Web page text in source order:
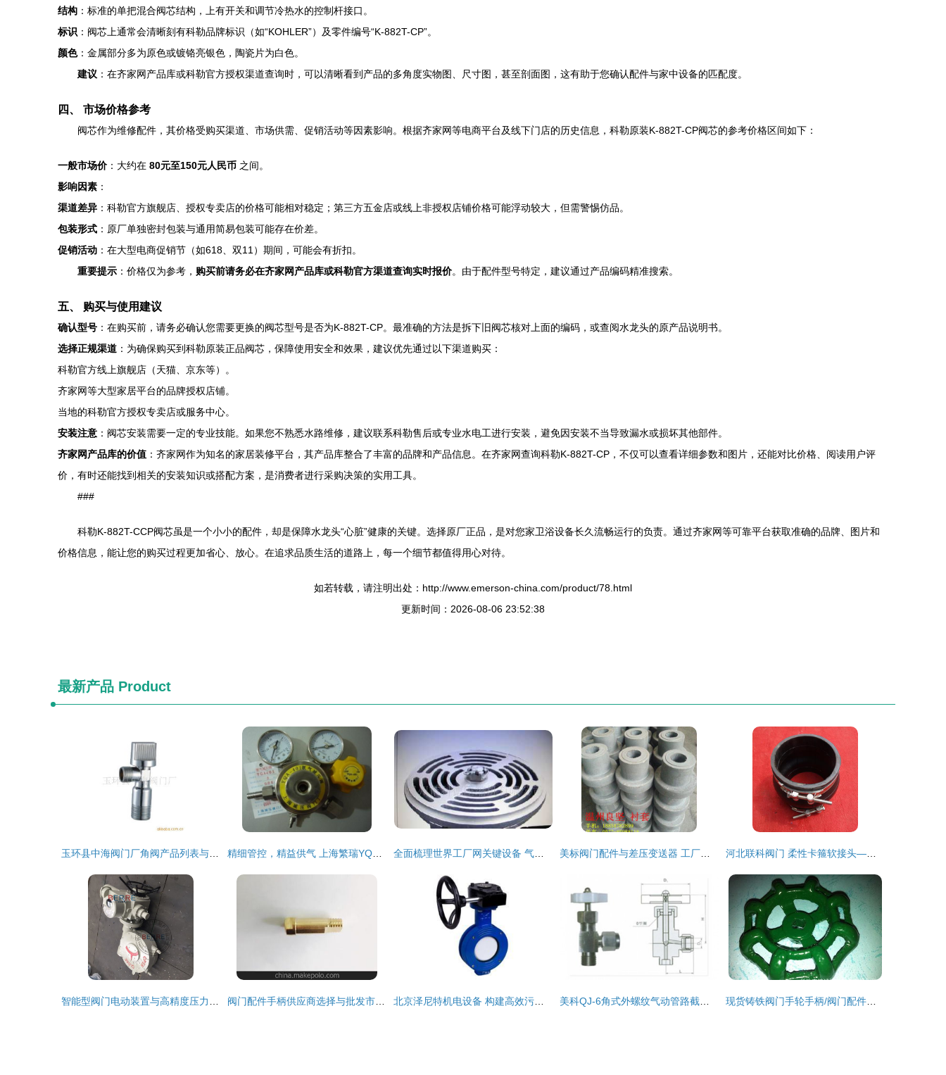
结构 ：标准的单把混合阀芯结构，上有开关和调节冷热水的控制杆接口。
标识 ：阀芯上通常会清晰刻有科勒品牌标识（如“KOHLER”）及零件编号“K-882T-CP”。
颜色：金属部分多为原色或镀铬亮银色，陶瓷片为白色。
建议 ：在齐家网产品库或科勒官方授权渠道查询时，可以清晰看到产品的多角度实物图、尺寸图，甚至剖面图，这有助于您确认配件与家中设备的匹配度。
四、 市场价格参考
阀芯作为维修配件，其价格受购买渠道、市场供需、促销活动等因素影响。根据齐家网等电商平台及线下门店的历史信息，科勒原装K-882T-CP阀芯的参考价格区间如下：
一般市场价：大约在 80元至150元人民币 之间。
影响因素 ：
渠道差异 ：科勒官方旗舰店、授权专卖店的价格可能相对稳定；第三方五金店或线上非授权店铺价格可能浮动较大，但需警惕仿品。
包装形式 ：原厂单独密封包装与通用简易包装可能存在价差。
促销活动 ：在大型电商促销节（如618、双11）期间，可能会有折扣。
重要提示 ：价格仅为参考， 购买前请务必在齐家网产品库或科勒官方渠道查询实时报价。由于配件型号特定，建议通过产品编码精准搜索。
五、 购买与使用建议
确认型号 ：在购买前，请务必确认您需要更换的阀芯型号是否为K-882T-CP。最准确的方法是拆下旧阀芯核对上面的编码，或查阅水龙头的原产品说明书。
选择正规渠道 ：为确保购买到科勒原装正品阀芯，保障使用安全和效果，建议优先通过以下渠道购买：
科勒官方线上旗舰店（天猫、京东等）。
齐家网等大型家居平台的品牌授权店铺。
当地的科勒官方授权专卖店或服务中心。
安装注意 ：阀芯安装需要一定的专业技能。如果您不熟悉水路维修，建议联系科勒售后或专业水电工进行安装，避免因安装不当导致漏水或损坏其他部件。
齐家网产品库的价值 ：齐家网作为知名的家居装修平台，其产品库整合了丰富的品牌和产品信息。在齐家网查询科勒K-882T-CP，不仅可以查看详细参数和图片，还能对比价格、阅读用户评
价，有时还能找到相关的安装知识或搭配方案，是消费者进行采购决策的实用工具。
###
科勒K-882T-CCP阀芯虽是一个小小的配件，却是保障水龙头“心脏”健康的关键。选择原厂正品，是对您家卫浴设备长久流畅运行的负责。通过齐家网等可靠平台获取准确的品牌、图片和
价格信息，能让您的购买过程更加省心、放心。在追求品质生活的道路上，每一个细节都值得用心对待。
如若转载，请注明出处：http://www.emerson-china.com/product/78.html
更新时间：2026-08-06 23:52:38
最新产品 Product